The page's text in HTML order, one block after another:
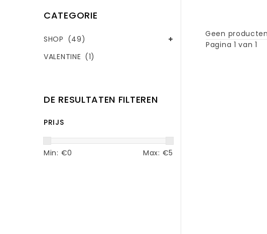
CATEGORIE
SHOP (49)
VALENTINE (1)
DE RESULTATEN FILTEREN
PRIJS
Min: €0 Max: €5
Geen
Pagina 1 van 1